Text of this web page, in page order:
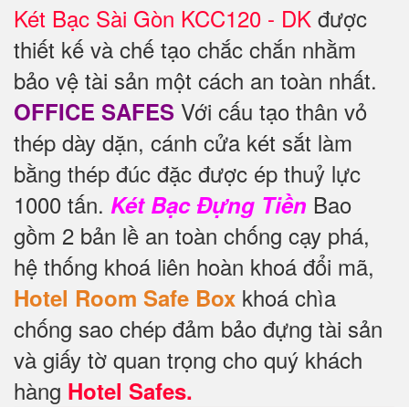
Két Bạc Sài Gòn KCC120 - DK được
thiết kế và chế tạo chắc chắn nhằm
bảo vệ tài sản một cách an toàn nhất.
OFFICE SAFES Với cấu tạo thân vỏ
thép dày dặn, cánh cửa két sắt làm
bằng thép đúc đặc được ép thuỷ lực
1000 tấn. Két Bạc Đựng Tiền Bao
gồm 2 bản lề an toàn chống cạy phá,
hệ thống khoá liên hoàn khoá đổi mã,
Hotel Room Safe Box khoá chìa
chống sao chép đảm bảo đựng tài sản
và giấy tờ quan trọng cho quý khách
hàng Hotel Safes.